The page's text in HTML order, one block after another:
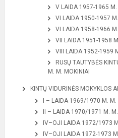
V LAIDA 1957-1965 M.
VI LAIDA 1950-1957
VI LAIDA 1958-1966
VII LAIDA 1951-1958
VIII LAIDA 1952-1959
RUSŲ TAUTYBĖS
M. M. MOKINIAI
KINTŲ VIDURINĖS MOKYKLOS
I – LAIDA 1969/1970 M. M.
II – LAIDA 1970/1971 M. M.
IV–OJI LAIDA 1972/1973
IV–OJI LAIDA 1972-1973